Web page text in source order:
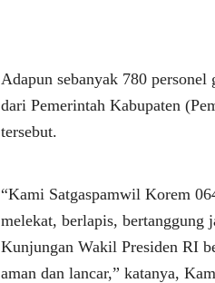
Adapun sebanyak 780
dari Pemerintah Kabupaten
tersebut.
“Kami Satgaspamwil Korem
melekat, berlapis, bertanggung
Kunjungan Wakil Presiden RI
aman dan lancar,” katanya,